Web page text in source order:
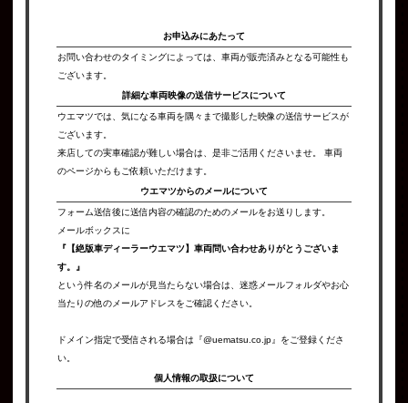
お申込みにあたって
お問い合わせのタイミングによっては、車両が販売済みとなる可能性も
ございます。
詳細な車両映像の送信サービスについて
ウエマツでは、気になる車両を隅々まで撮影した映像の送信サービスが
ございます。
来店しての実車確認が難しい場合は、是非ご活用くださいませ。 車両
のページからもご依頼いただけます。
ウエマツからのメールについて
フォーム送信後に送信内容の確認のためのメールをお送りします。
メールボックスに
『【絶版車ディーラーウエマツ】車両問い合わせありがとうございま
す。』
という件名のメールが見当たらない場合は、迷惑メールフォルダやお心
当たりの他のメールアドレスをご確認ください。
ドメイン指定で受信される場合は『@uematsu.co.jp』をご登録くださ
い。
個人情報の取扱について